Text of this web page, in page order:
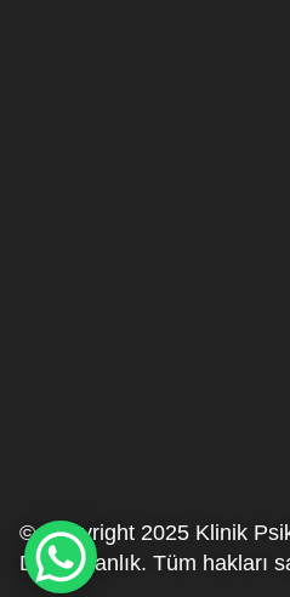
© Copyright 2025 Klinik
Danışmanlık. Tüm hakları